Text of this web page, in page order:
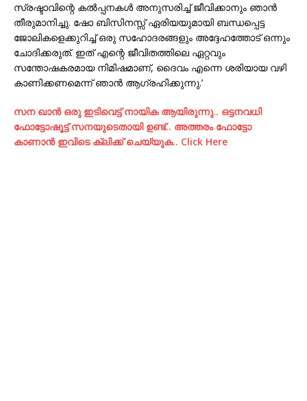
സ്രഷ്ടാവിന്റെ കൽപ്പനകൾ അനുസരിച്ച് ജീവിക്കാനും ഞാൻ
തീരുമാനിച്ചു. ഷോ ബിസിനസ്സ് ഏരിയയുമായി ബന്ധപ്പെട്ട
ജോലികളെക്കുറിച്ച് ഒരു സഹോദരങ്ങളും അദ്ദേഹത്തോട് ഒന്നും
ചോദിക്കരുത്. ഇത് എന്റെ ജീവിതത്തിലെ ഏറ്റവും
സന്തോഷകരമായ നിമിഷമാണ്, ദൈവം എന്നെ ശരിയായ വഴി
കാണിക്കണമെന്ന് ഞാൻ ആഗ്രഹിക്കുന്നു.’
സന ഖാന്‍ ഒരു ഇടിവെട്ട് നായിക ആയിരുന്നു.. ഒട്ടനവധി
ഫോട്ടോഷൂട്ട്‌ സനയുടെതായി ഉണ്ട്.. അത്തരം ഫോട്ടോ
കാണാന്‍ ഇവിടെ ക്ലിക്ക് ചെയ്യുക.. Click Here